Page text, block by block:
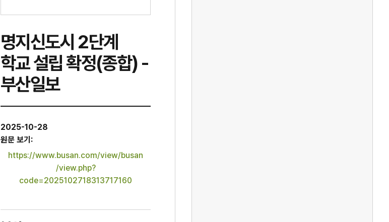
명지신도시 2단계
학교 설립 확정(종합) -
부산일보
2025-10-28
원문 보기:
https://www.busan.com/view/busan
/view.php?
code=2025102718313717160